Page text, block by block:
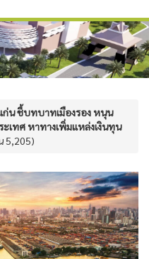
ก่น ชี้บทบาทเมืองรอง หนุน
เทศ หาทางเพิ่มแหล่งเงินทุน
5,205)